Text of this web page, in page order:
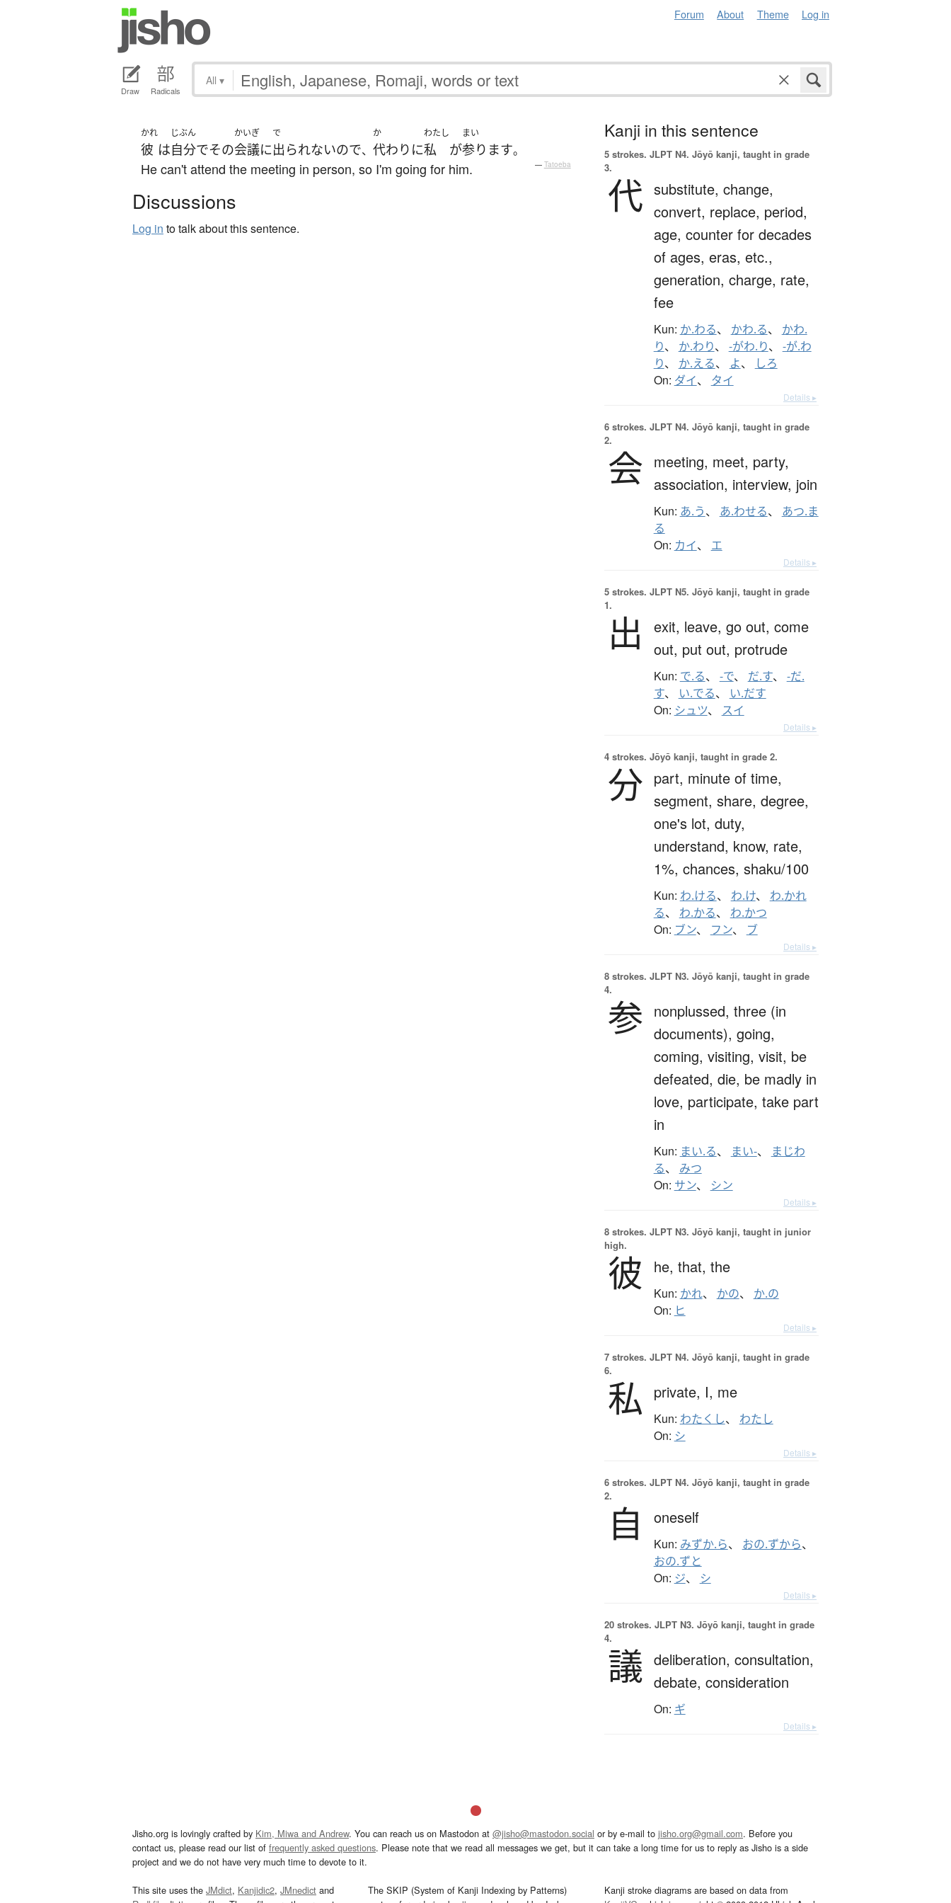
Forum About Theme Log in
Draw Radicals
All ▾
かれ
彼 は
じぶん
自分でその
かいぎ
会議に
で
出られないので、
か
代わり に
わたし
私 が
まい
参ります。
He can't attend the meeting in person, so I'm going for him. — Tatoeba
Discussions
Log in to talk about this sentence.
Kanji in this sentence
5 strokes. JLPT N4. Jōyō kanji, taught in grade
3.
代 substitute, change,
convert, replace, period,
age, counter for decades
of ages, eras, etc.,
generation, charge, rate,
fee
Kun: か.わる、 かわ.る、 かわ.
り、 か.わり、 -がわ.り、 -が.わ
り、 か.える、 よ、 しろ
On: ダイ、 タイ
Details ▸
6 strokes. JLPT N4. Jōyō kanji, taught in grade
2.
会 meeting, meet, party,
association, interview, join
Kun: あ.う、 あ.わせる、 あつ.ま
る
On: カイ、 エ
Details ▸
5 strokes. JLPT N5. Jōyō kanji, taught in grade
1.
出 exit, leave, go out, come
out, put out, protrude
Kun: で.る、 -で、 だ.す、 -だ.
す、 い.でる、 い.だす
On: シュツ、 スイ
Details ▸
4 strokes. Jōyō kanji, taught in grade 2.
分 part, minute of time,
segment, share, degree,
one's lot, duty,
understand, know, rate,
1%, chances, shaku/100
Kun: わ.ける、 わ.け、 わ.かれ
る、 わ.かる、 わ.かつ
On: ブン、 フン、 ブ
Details ▸
8 strokes. JLPT N3. Jōyō kanji, taught in grade
4.
参 nonplussed, three (in
documents), going,
coming, visiting, visit, be
defeated, die, be madly in
love, participate, take part
in
Kun: まい.る、 まい-、
まじわ
る、 みつ
On: サン、 シン
Details ▸
8 strokes. JLPT N3. Jōyō kanji, taught in junior
high.
彼 he, that, the
Kun: かれ、 かの、 か.の
On: ヒ
Details ▸
7 strokes. JLPT N4. Jōyō kanji, taught in grade
6.
私 private, I, me
Kun: わたくし、 わたし
On: シ
Details ▸
6 strokes. JLPT N4. Jōyō kanji, taught in grade
2.
自 oneself
Kun: みずか.ら、 おの.ずから、
おの.ずと
On: ジ、 シ
Details ▸
20 strokes. JLPT N3. Jōyō kanji, taught in grade
4.
議 deliberation, consultation,
debate, consideration
On: ギ
Details ▸
Jisho.org is lovingly crafted by Kim, Miwa and Andrew. You can reach us on Mastodon at @jisho@mastodon.social or by e-mail to jisho.org@gmail.com. Before you
contact us, please read our list of frequently asked questions. Please note that we read all messages we get, but it can take a long time for us to reply as Jisho is a side
project and we do not have very much time to devote to it.
This site uses the JMdict, Kanjidic2, JMnedict and
The SKIP (System of Kanji Indexing by Patterns)
Kanji stroke diagrams are based on data from